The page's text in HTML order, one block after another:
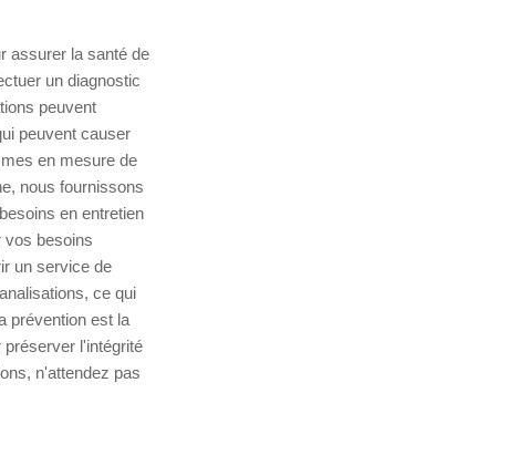
assurer la santé de
un diagnostic
peuvent
peuvent causer
en mesure de
nous fournissons
en entretien
vos besoins
un service de
ce qui
prévention est la
l'intégrité
n'attendez pas